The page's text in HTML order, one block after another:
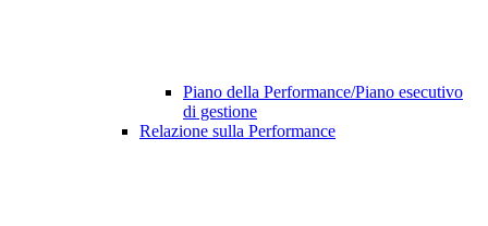
Piano della Performance/Piano esecutivo
di gestione
Relazione sulla Performance